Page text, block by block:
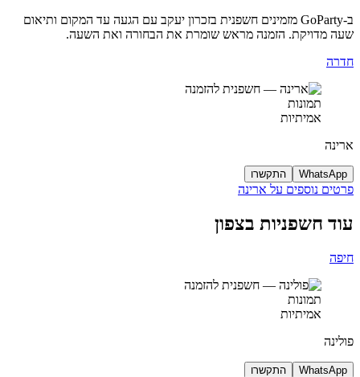
ב-GoParty מזמינים חשפנית בזכרון יעקב עם הגעה עד המקום ותיאום
שעה מדויקת. הזמנה מראש שומרת את הבחורה ואת השעה.
חדרה
תמונות
אמיתיות
ארינה
WhatsApp התקשרו
פרטים נוספים על ארינה
עוד חשפניות בצפון
חיפה
תמונות
אמיתיות
פולינה
WhatsApp התקשרו